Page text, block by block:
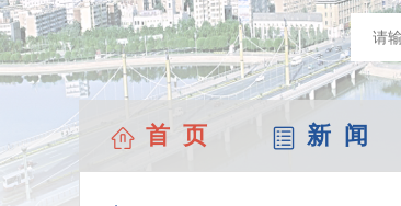
首 页 新 闻